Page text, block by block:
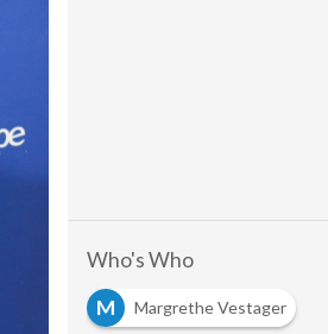
Who's Who
M
Margrethe Vestager